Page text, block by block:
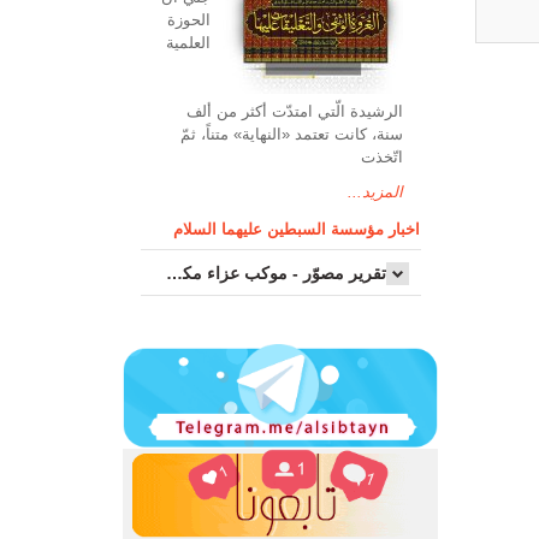
الحوزة
العلمیة
الرشیدة الّتي امتدّت أكثر من ألف
سنة، كانت تعتمد «النهاية» متناً، ثمّ
اتّخذت
المزيد...
اخبار مؤسسة السبطين عليهما السلام
تقرير مصوّر - موكب عزاء مکتب سماحة اية الله السيد مرتضى الموسوي الاصفهاني في يوم إستشهاد السيدة فاطم...